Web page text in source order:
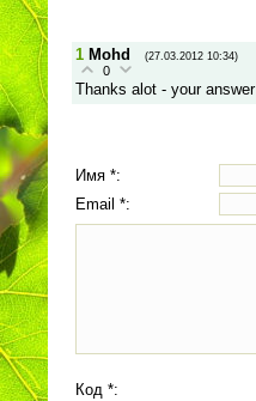
1 Mohd (27.03.2012 10:34)
0
Thanks alot - your
Имя *:
Email *:
Код *: